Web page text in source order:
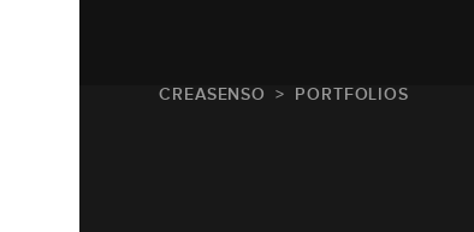
CREASENSO PORTFOLIOS